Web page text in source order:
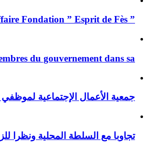
” Affaire Fondation ” Esprit de Fès ”...
du gouvernement dans sa ...
جمعية الأعمال الإجتماعية
تجاوبا مع السلطة المحلية ونظرا